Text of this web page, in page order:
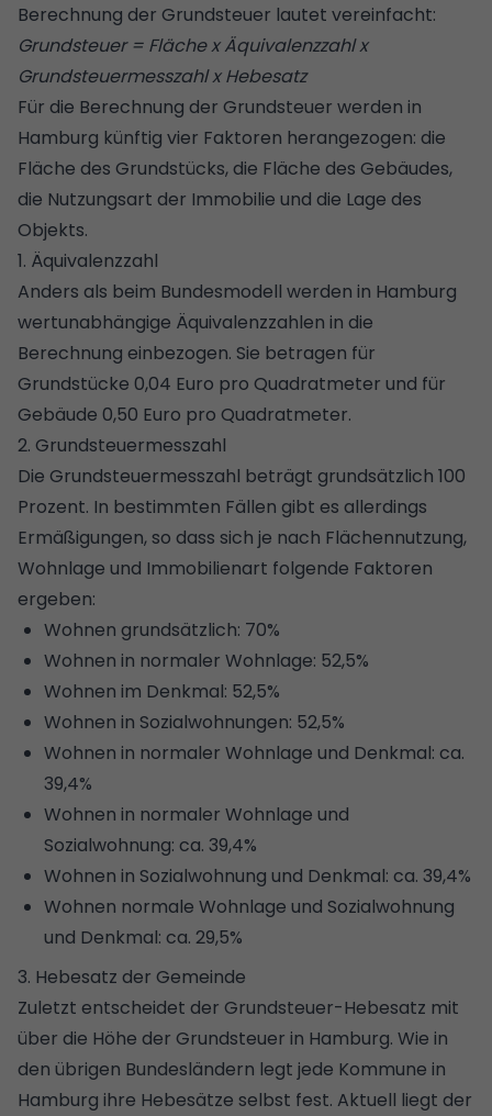
Berechnung der Grundsteuer lautet vereinfacht:
Grundsteuer = Fläche x Äquivalenzzahl x
Grundsteuermesszahl x Hebesatz
Für die Berechnung der Grundsteuer werden in
Hamburg künftig vier Faktoren herangezogen: die
Fläche des Grundstücks, die Fläche des Gebäudes,
die Nutzungsart der Immobilie und die Lage des
Objekts.
1. Äquivalenzzahl
Anders als beim Bundesmodell werden in Hamburg
wertunabhängige Äquivalenzzahlen in die
Berechnung einbezogen. Sie betragen für
Grundstücke 0,04 Euro pro Quadratmeter und für
Gebäude 0,50 Euro pro Quadratmeter.
2. Grundsteuermesszahl
Die Grundsteuermesszahl beträgt grundsätzlich 100
Prozent. In bestimmten Fällen gibt es allerdings
Ermäßigungen, so dass sich je nach Flächennutzung,
Wohnlage und Immobilienart folgende Faktoren
ergeben:
Wohnen grundsätzlich: 70%
Wohnen in normaler Wohnlage: 52,5%
Wohnen im Denkmal: 52,5%
Wohnen in Sozialwohnungen: 52,5%
Wohnen in normaler Wohnlage und Denkmal: ca.
39,4%
Wohnen in normaler Wohnlage und
Sozialwohnung: ca. 39,4%
Wohnen in Sozialwohnung und Denkmal: ca. 39,4%
Wohnen normale Wohnlage und Sozialwohnung
und Denkmal: ca. 29,5%
3. Hebesatz der Gemeinde
Zuletzt entscheidet der Grundsteuer-Hebesatz mit
über die Höhe der Grundsteuer in Hamburg. Wie in
den übrigen Bundesländern legt jede Kommune in
Hamburg ihre Hebesätze selbst fest. Aktuell liegt der